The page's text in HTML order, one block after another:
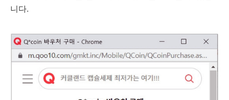
니다.